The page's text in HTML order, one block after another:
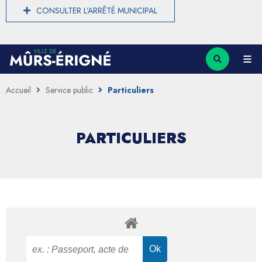
CONSULTER L'ARRÊTÉ MUNICIPAL
Accueil Service public Particuliers
PARTICULIERS